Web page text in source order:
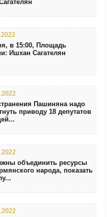
в 15:00, Площадь
Ишхан Сагателян
Пашиняна надо
приводу 18 депутатов
объединить ресурсы
народа, показать